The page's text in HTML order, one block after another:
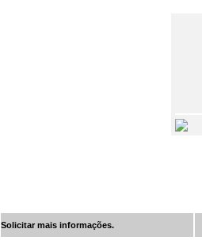
Solicitar mais informações.